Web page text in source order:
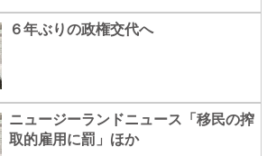
６年ぶりの政権交代へ
ニュージーランドニュース「移民の搾
取的雇用に罰」ほか